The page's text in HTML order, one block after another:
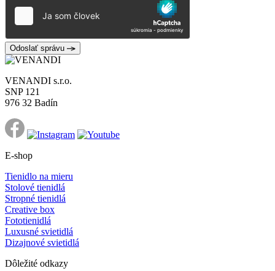
Odoslať správu
VENANDI s.r.o.
SNP 121
976 32 Badín
E-shop
Tienidlo na mieru
Stolové tienidlá
Stropné tienidlá
Creative box
Fototienidlá
Luxusné svietidlá
Dizajnové svietidlá
Dôležité odkazy